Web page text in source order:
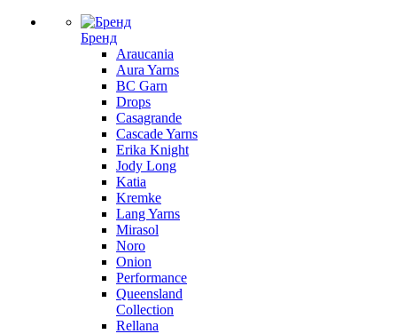
Бренд
Araucania
Aura Yarns
BC Garn
Drops
Casagrande
Cascade Yarns
Erika Knight
Jody Long
Katia
Kremke
Lang Yarns
Mirasol
Noro
Onion
Performance
Queensland
Collection
Rellana